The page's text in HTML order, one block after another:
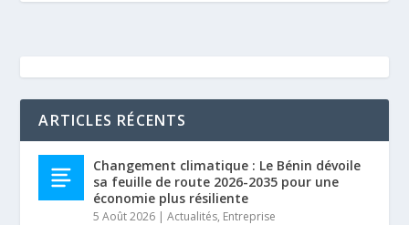
ARTICLES RÉCENTS
Changement climatique : Le Bénin dévoile
sa feuille de route 2026-2035 pour une
économie plus résiliente
5 Août 2026 |Actualités, Entreprise